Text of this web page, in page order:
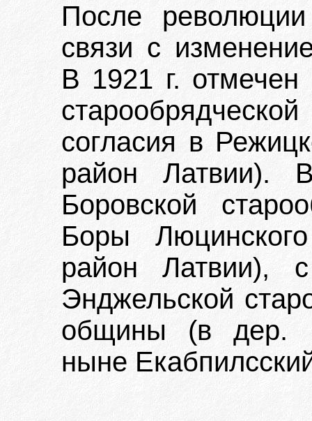
После
связи с
В 1921 г. отмечен
согласия в
район Латвии).
Боровской
Боры
район
Энджельской
общины (в дер.
ныне